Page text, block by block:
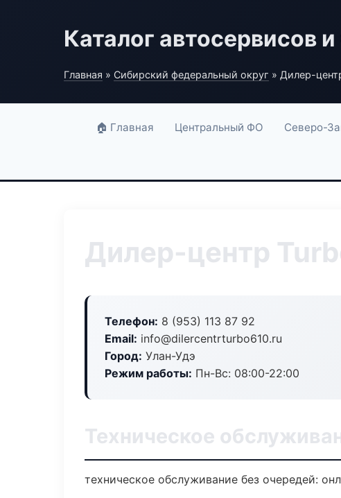
Каталог автосервисов
Главная » Сибирский федеральный округ » Дилер-
🏠 Главная Центральный ФО Северо-
Дилер-центр
Телефон: 8 (953) 113 87 92
Email: info@dilercentrturbo610.ru
Город: Улан-Удэ
Режим работы: Пн-Вс: 08:00-22:00
Техническое
техническое обслуживание без очередей: